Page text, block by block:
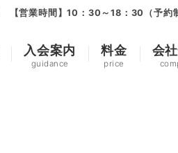
【営業時間】10：30～18：30（予約
入会案内
guidance
料金
price
会